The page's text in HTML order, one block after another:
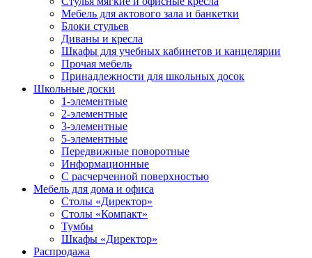
Мебель для актового зала и банкетки
Блоки стульев
Диваны и кресла
Шкафы для учебных кабинетов и канцелярии
Прочая мебель
Принадлежности для школьных досок
Школьные доски
1-элементные
2-элементные
3-элементные
5-элементные
Передвижные поворотные
Информационные
С расчерченной поверхностью
Мебель для дома и офиса
Столы «Директор»
Столы «Компакт»
Тумбы
Шкафы «Директор»
Распродажа